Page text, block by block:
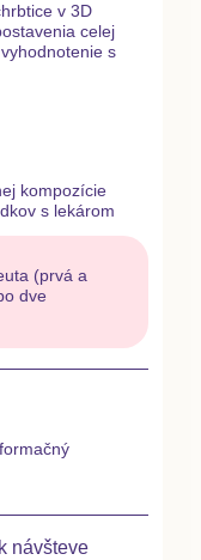
v 3D
celej
s
kompozície
s lekárom
(prvá a
dve
návšteve